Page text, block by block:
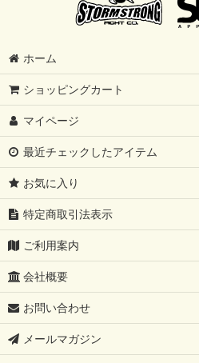
ホーム
ショッピングカート
マイページ
最近チェックしたアイテム
お気に入り
特定商取引法表示
ご利用案内
会社概要
お問い合わせ
メールマガジン